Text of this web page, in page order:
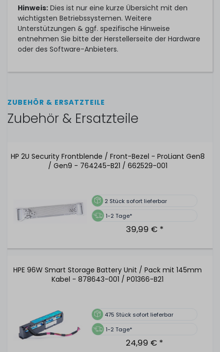
Hinweis: Dies ist nur eine kurze Übersicht mit den
wichtigsten Betriebssystemen. Weitere
Unterstützungen & ggf. spezifische Hinweise
entnehmen Sie bitte der Herstellerseite der Hardware
oder des Software-Anbieters.
ZUBEHÖR & ERSATZTEILE
Zubehör & Ersatzteile
HP 2U Security Frontblende / Front-Bezel - ProLiant Gen8
/ Gen9 - 764245-B21 / 662529-001
2 Stück sofort lieferbar
1-2 Tage*
39,99 € *
HPE 96W Smart Storage Battery Unit / Pack mit 145mm
Kabel - 878643-001 / P01366-B21
475 Stück sofort lieferbar
1-2 Tage*
24,99 € *